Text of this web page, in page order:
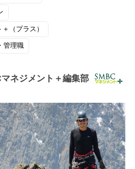
（プラス）
管理職
ネジメント＋編集部